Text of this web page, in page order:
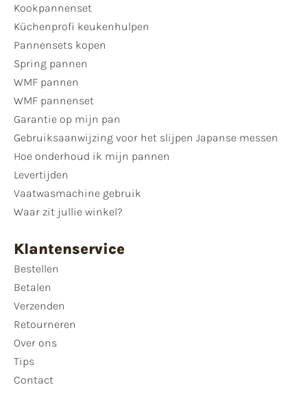
Kookpannenset
Küchenprofi keukenhulpen
Pannensets kopen
Spring pannen
WMF pannen
WMF pannenset
Garantie op mijn pan
Gebruiksaanwijzing voor het slijpen Japanse messen
Hoe onderhoud ik mijn pannen
Levertijden
Vaatwasmachine gebruik
Waar zit jullie winkel?
Klantenservice
Bestellen
Betalen
Verzenden
Retourneren
Over ons
Tips
Contact